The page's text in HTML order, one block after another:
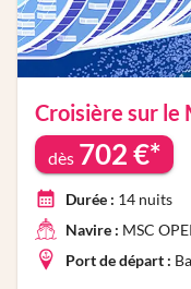
Croisière sur le
dès 702 €*
Durée : 14 nuits
Navire : MSC
Port de départ :